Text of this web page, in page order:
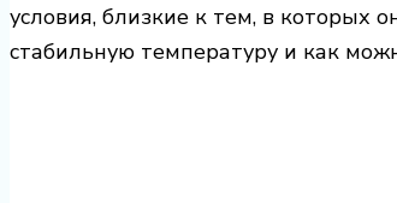
условия, близкие к тем, в которых
стабильную температуру и как